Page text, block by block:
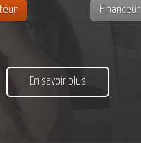
Financeur
En savoir plus